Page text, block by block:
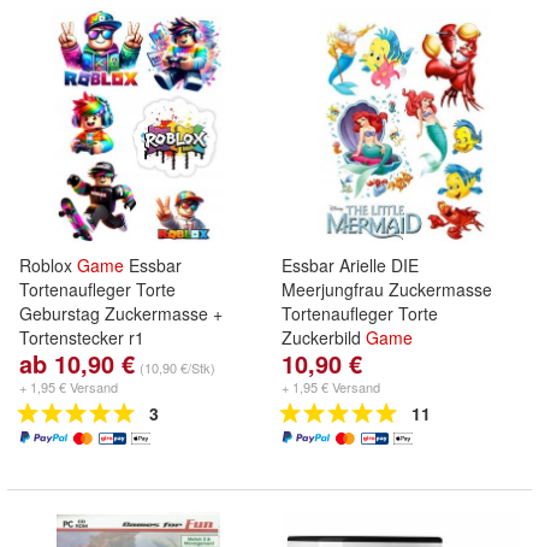
Roblox Game Essbar
Tortenaufleger Torte
Geburstag Zuckermasse +
Tortenstecker r1
ab 10,90 € (10,90 €/Stk)
+ 1,95 € Versand
3
Essbar Arielle DIE
Meerjungfrau Zuckermasse
Tortenaufleger Torte
Zuckerbild Game
10,90 €
+ 1,95 € Versand
11